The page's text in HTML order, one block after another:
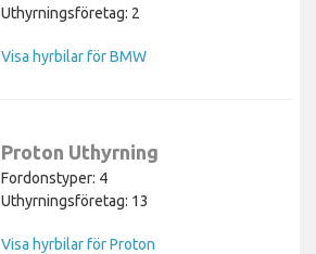
Uthyrningsföretag: 2
Visa hyrbilar för BMW
Proton Uthyrning
Fordonstyper: 4
Uthyrningsföretag: 13
Visa hyrbilar för Proton